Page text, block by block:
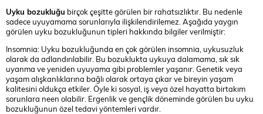
Uyku bozukluğu birçok çeşitte görülen bir rahatsızlıktır. Bu nedenle
sadece uyuyamama sorunlarıyla ilişkilendirilemez. Aşağıda yaygın
görülen uyku bozukluğunun tipleri hakkında bilgiler verilmiştir:
Insomnia: Uyku bozukluğunda en çok görülen insomnia, uykusuzluk
olarak da adlandırılabilir. Bu bozuklukta uykuya dalamama, sık sık
uyanma ve yeniden uyuyama gibi problemler yaşanır. Genetik veya
yaşam alışkanlıklarına bağlı olarak ortaya çıkar ve bireyin yaşam
kalitesini oldukça etkiler. Öyle ki sosyal, iş veya özel hayatta birtakım
sorunlara neen olabilir. Ergenlik ve gençlik döneminde görülen bu uyku
bozukluğunun özel tedavi yöntemleri vardır.